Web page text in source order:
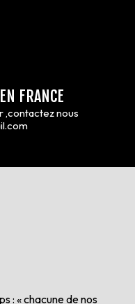
FRANCE
,contactez nous
: « chacune de nos